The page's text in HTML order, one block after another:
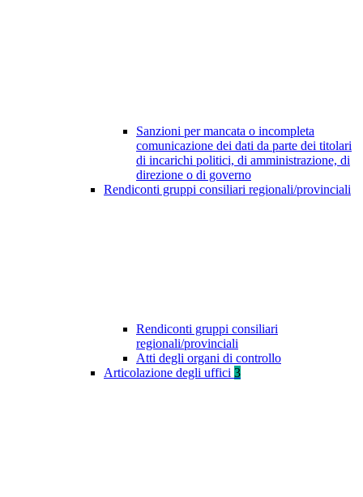
Sanzioni per mancata o incompleta
comunicazione dei dati da parte dei titolari
di incarichi politici, di amministrazione, di
direzione o di governo
Rendiconti gruppi consiliari regionali/provinciali
Rendiconti gruppi consiliari
regionali/provinciali
Atti degli organi di controllo
Articolazione degli uffici 3